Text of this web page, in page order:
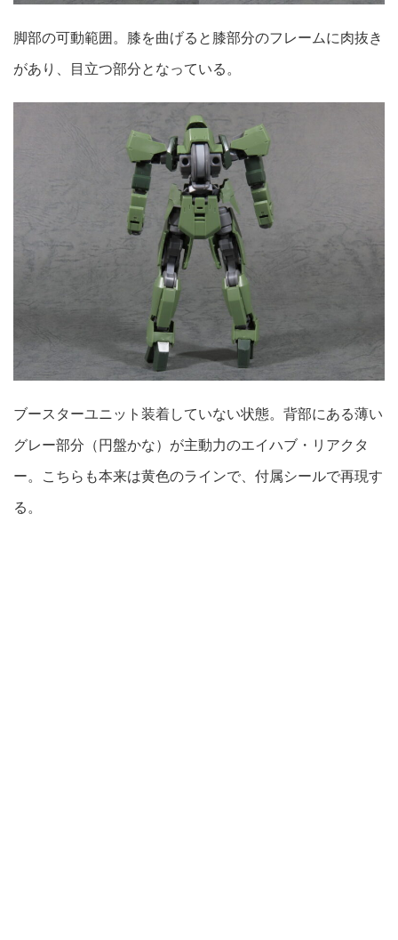
脚部の可動範囲。膝を曲げると膝部分のフレームに肉抜き
があり、目立つ部分となっている。
ブースターユニット装着していない状態。背部にある薄い
グレー部分（円盤かな）が主動力のエイハブ・リアクタ
ー。こちらも本来は黄色のラインで、付属シールで再現す
る。